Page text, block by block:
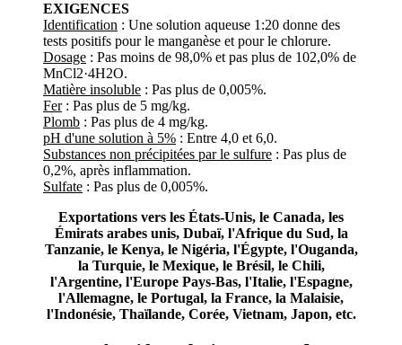
EXIGENCES
Identification : Une solution aqueuse 1:20 donne des
tests positifs pour le manganèse et pour le chlorure.
Dosage : Pas moins de 98,0% et pas plus de 102,0% de
MnCl2·4H2O.
Matière insoluble : Pas plus de 0,005%.
Fer: Pas plus de 5 mg/kg.
Plomb : Pas plus de 4 mg/kg.
pH d'une solution à 5% : Entre 4,0 et 6,0.
Substances non précipitées par le sulfure : Pas plus de
0,2%, après inflammation.
Sulfate : Pas plus de 0,005%.
Exportations vers les États-Unis, le Canada, les
Émirats arabes unis, Dubaï, l'Afrique du Sud, la
Tanzanie, le Kenya, le Nigéria, l'Égypte, l'Ouganda,
la Turquie, le Mexique, le Brésil, le Chili,
l'Argentine, l'Europe Pays-Bas, l'Italie, l'Espagne,
l'Allemagne, le Portugal, la France, la Malaisie,
l'Indonésie, Thaïlande, Corée, Vietnam, Japon, etc.